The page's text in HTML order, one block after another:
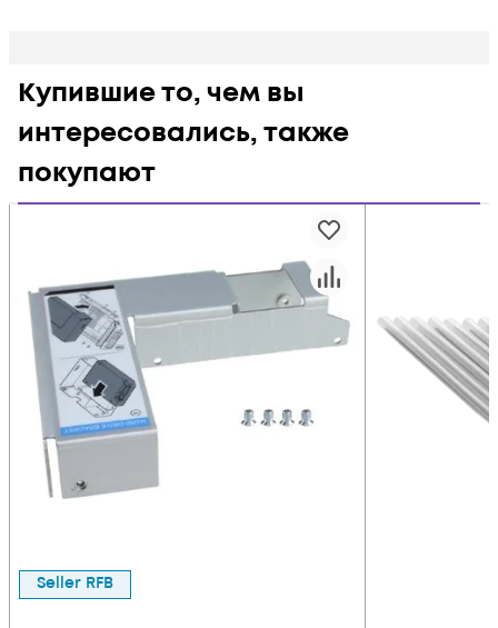
Купившие то, чем вы
интересовались, также
покупают
Seller RFB